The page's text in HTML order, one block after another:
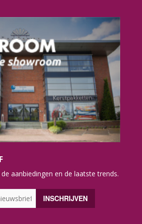
aanbiedingen en de laatste trends.